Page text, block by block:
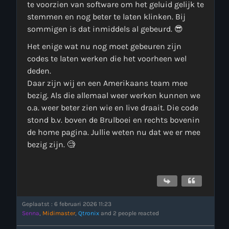
00:00 - 09:00 more_vert
Onze Non-Stop draait 24/7 op de uren als er geen Live-Dj
is. Ook kun je tijdens de Non-Stop verzoekjes
aanvragen. Klik in het menu op Verzoekjes.
close
Nieuws
te voorzien van software om het geluid gelijk te
stemmen en nog beter te laten klinken. Bij
sommigen is dat inmiddels al gebeurd. 😎
Het enige wat nu nog moet gebeuren zijn
codes te laten werken die het voorheen wel
deden.
Daar zijn wij en een Amerikaans team mee
bezig. Als die allemaal weer werken kunnen we
o.a. weer beter zien wie en live draait. Die code
stond b.v. boven de Brulboei en rechts bovenin
de home pagina. Jullie weten nu dat we er mee
bezig zijn. 🧐
Geplaatst : 6 februari 2026 11:23
Senna, Midimaster, Qtronix and 2 people reacted